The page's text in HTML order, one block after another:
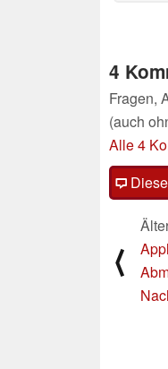
4
Fragen,
(auch
Alle 4
⟨